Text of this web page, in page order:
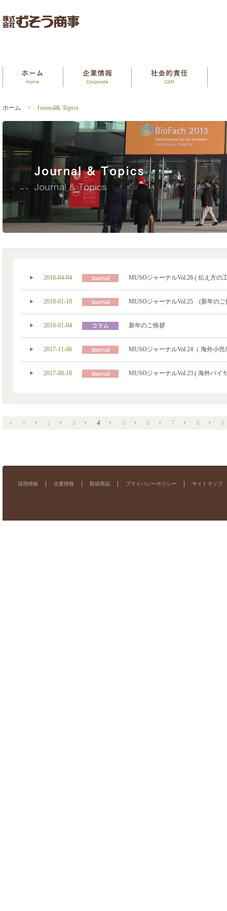
ホーム > Journal& Topics
2018-04-04 MUSOジャーナルVol.26 ( 伝え方の
2018-01-10 MUSOジャーナルVol.25 (新年のご
2018-01-04 新年のご挨拶
2017-11-06 MUSOジャーナルVol.24（ 海外小
2017-08-10 MUSOジャーナルVol.23 ( 海外バイ
＜ 1 ・ 2 ・ 3 ・ 4 ・ 5 ・ 6 ・ 7 ・ 8 ・ 9
採用情報 企業情報 取扱商品 プライバシーポリシー サイトマップ